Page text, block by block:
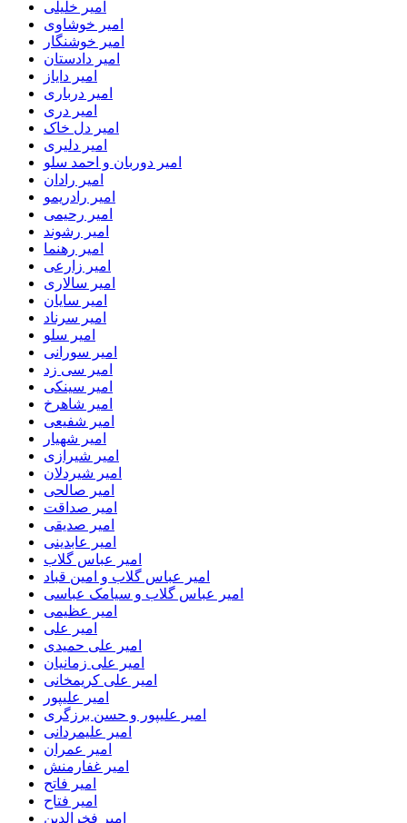
امیر خلیلی
امیر خوشاوی
امیر خوشنگار
امیر دادستان
امیر دایاز
امیر درباری
امیر دری
امیر دل خاک
امیر دلیری
امیر دوربان و احمد سلو
امیر رادان
امیر رادریمو
امیر رحیمی
امیر رشوند
امیر رهنما
امیر زارعی
امیر سالاری
امیر سایان
امیر سرناد
امیر سلو
امیر سورانی
امیر سی زد
امیر سینکی
امیر شاهرخ
امیر شفیعی
امیر شهیار
امیر شیرازی
امیر شیردلان
امیر صالحی
امیر صداقت
امیر صدیقی
امیر عابدینی
امیر عباس گلاب
امیر عباس گلاب و امین قباد
امیر عباس گلاب و سیامک عباسی
امیر عظیمی
امیر علی
امیر علی حمیدی
امیر علی زمانیان
امیر علی کریمخانی
امیر علیپور
امیر علیپور و حسن برزگری
امیر علیمردانی
امیر عمران
امیر غفارمنش
امیر فاتح
امیر فتاح
امیر فخرالدین